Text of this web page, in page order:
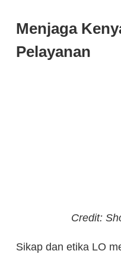
Menjaga
Pelayanan
Credit:
Sikap dan etika LO